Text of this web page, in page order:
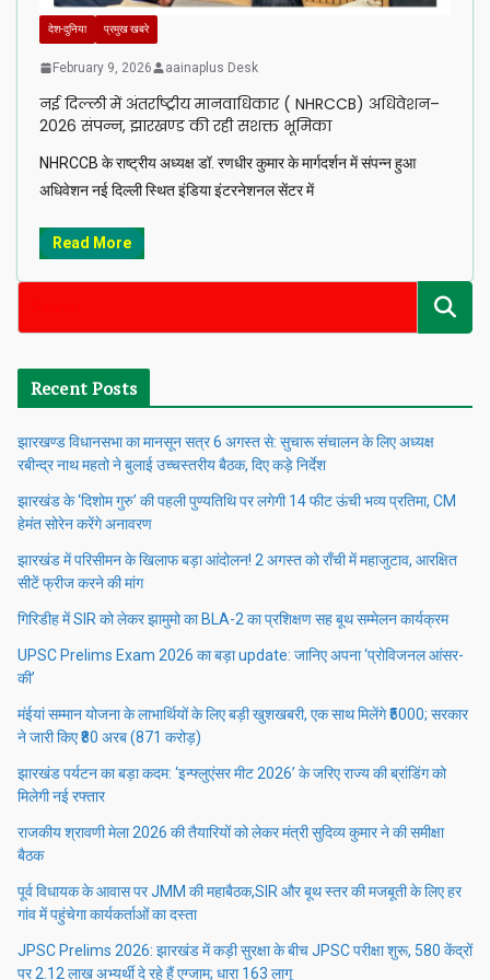
देश-दुनिया प्रमुख खबरे
February 9, 2026 aainaplus Desk
नई दिल्ली में अंतर्राष्ट्रीय मानवाधिकार ( NHRCCB) अधिवेशन–
2026 संपन्न, झारखण्ड की रही सशक्त भूमिका
NHRCCB के राष्ट्रीय अध्यक्ष डॉ. रणधीर कुमार के मार्गदर्शन में संपन्न हुआ
अधिवेशन नई दिल्ली स्थित इंडिया इंटरनेशनल सेंटर में
Read More
Recent Posts
झारखण्ड विधानसभा का मानसून सत्र 6 अगस्त से: सुचारू संचालन के लिए अध्यक्ष
रबीन्द्र नाथ महतो ने बुलाई उच्चस्तरीय बैठक, दिए कड़े निर्देश
झारखंड के ‘दिशोम गुरु’ की पहली पुण्यतिथि पर लगेगी 14 फीट ऊंची भव्य प्रतिमा, CM
हेमंत सोरेन करेंगे अनावरण
झारखंड में परिसीमन के खिलाफ बड़ा आंदोलन! 2 अगस्त को राँची में महाजुटाव, आरक्षित
सीटें फ्रीज करने की मांग
गिरिडीह में SIR को लेकर झामुमो का BLA-2 का प्रशिक्षण सह बूथ सम्मेलन कार्यक्रम
UPSC Prelims Exam 2026 का बड़ा update: जानिए अपना ‘प्रोविजनल आंसर-
की’
मंईयां सम्मान योजना के लाभार्थियों के लिए बड़ी खुशखबरी, एक साथ मिलेंगे ₹5000; सरकार
ने जारी किए ₹80 अरब (871 करोड़)
झारखंड पर्यटन का बड़ा कदम: ‘इन्फ्लुएंसर मीट 2026’ के जरिए राज्य की ब्रांडिंग को
मिलेगी नई रफ्तार
राजकीय श्रावणी मेला 2026 की तैयारियों को लेकर मंत्री सुदिव्य कुमार ने की समीक्षा
बैठक
पूर्व विधायक के आवास पर JMM की महाबैठक,SIR और बूथ स्तर की मजबूती के लिए हर
गांव में पहुंचेगा कार्यकर्ताओं का दस्ता
JPSC Prelims 2026: झारखंड में कड़ी सुरक्षा के बीच JPSC परीक्षा शुरू, 580 केंद्रों
पर 2.12 लाख अभ्यर्थी दे रहे हैं एग्जाम; धारा 163 लागू